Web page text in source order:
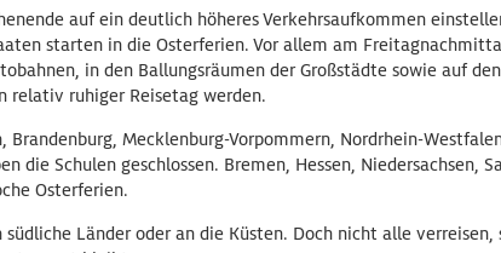
auf ein deutlich höheres Verkehrsaufkommen
starten in die Osterferien. Vor allem am
in den Ballungsräumen der Großstädte sowie auf
relativ ruhiger Reisetag werden.
Mecklenburg-Vorpommern, Nordrhein-
die Schulen geschlossen. Bremen, Hessen, Niedersachsen,
Osterferien.
Länder oder an die Küsten. Doch nicht alle verreisen,